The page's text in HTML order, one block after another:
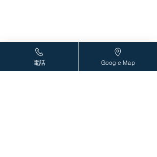
発熱外来のweb予約を開
電話 Google Map